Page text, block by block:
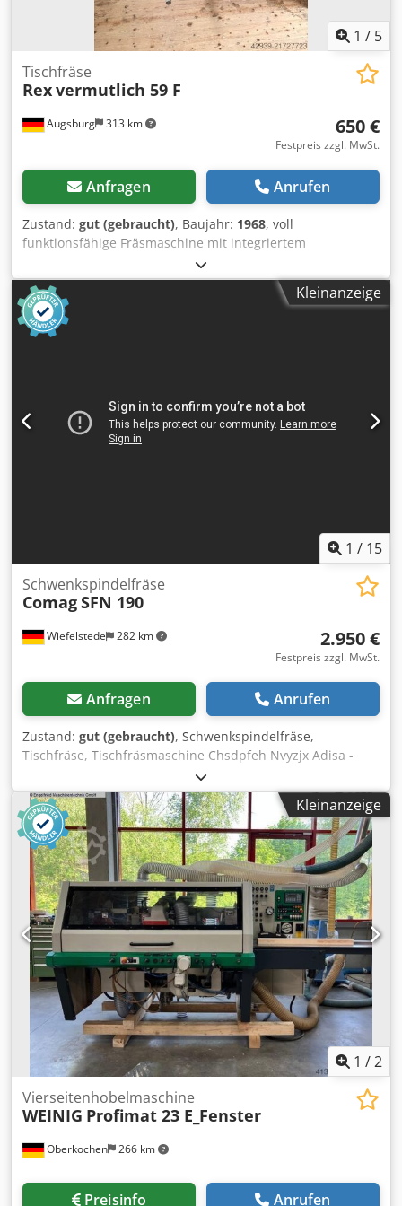
mm ALTENDORF mit Luftkissen Chedpfxozgwl Io Adioa -
Version HandGuard 2025 neu Die Maschine wir mit
Neugarantie 1 Jahr Gewährleistung verkauft. Die Maschine
machen wir Ihnen ein Angebot.
1 / 5
Augsburg 313 km
Tischfräse
Rexvermutlich 59 F
650 €
Festpreis zzgl. MwSt.
Anfragen Anrufen
Zustand: gut (gebraucht), Baujahr: 1968, voll
funktionsfähige Fräsmaschine mit integriertem
Schiebeschlitten zur Zapfenbearbeitung Beschreibung:
Stabiler Maschinenkörper aus Guss für vibrationsarmes
Arbeiten Schiebeschlitten für Querführungen
Höhenverstellung per Handrad Frässpindel starr
Anschlussmöglichkeit für Absaugung Fräswelle
drehbar ohne Maßverstellung.
Drehzahlgeschwindigkeiten: 3000 und 6000; 4500 und
9000 Die Motorenlager wurden ca. 2003 ausgetauscht.
Kleinanzeige
1 / 15
Wiefelstede 282 km
Schwenkspindelfräse
ComagSFN 190
2.950 €
Festpreis zzgl. MwSt.
Anfragen Anrufen
Zustand: gut (gebraucht), Schwenkspindelfräse,
Tischfräse, Tischfräsmaschine Chsdpfeh Nvyzjx Adisa -
Spindelverstellung: Höhe und Winkel -schwenkbar: -3° bis
45° -Antrieb: 4,5/5,5 kW -Drehzahl:
3000/4500/6000/9000/12000 U/min -Vorschubapparat Holz-
Her 3 Rollen -Nutzlänge der Welle: 100 mm -Spindel: Ø 30
mm -max. Fräser: Ø 220 mm -Abmessungen:
1540/1100/H1520 mm -Gewicht: 962 kg
Kleinanzeige
1 /2
Oberkochen 266 km
Vierseitenhobelmaschine
WEINIG Profimat 23 E_Fenster
Preisinfo Anrufen